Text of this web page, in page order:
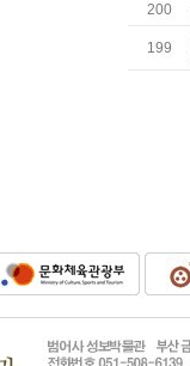
200
199